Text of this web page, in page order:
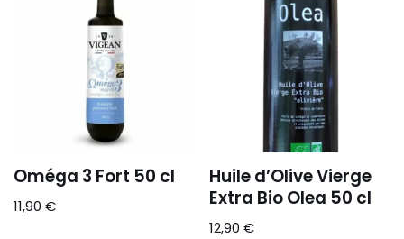
Oméga 3 Fort 50 cl
11,90 €
Huile d’Olive Vierge
Extra Bio Olea 50 cl
12,90€